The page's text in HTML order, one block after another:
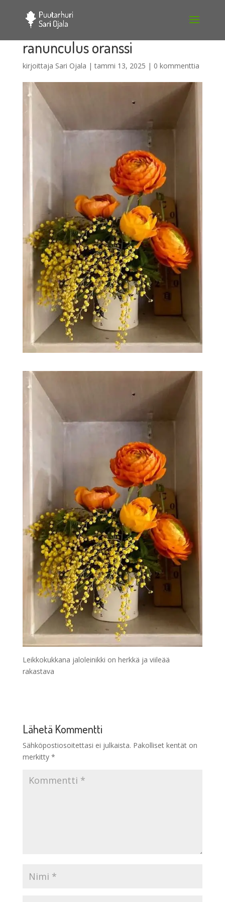
ranunculus oranssi
kirjoittaja Sari Ojala |tammi 13, 2025 | 0 kommenttia
Leikkokukkana jaloleinikki on herkkä ja viileää
rakastava
Lähetä Kommentti
Sähköpostiosoitettasi ei julkaista. Pakolliset kentät on
merkitty *